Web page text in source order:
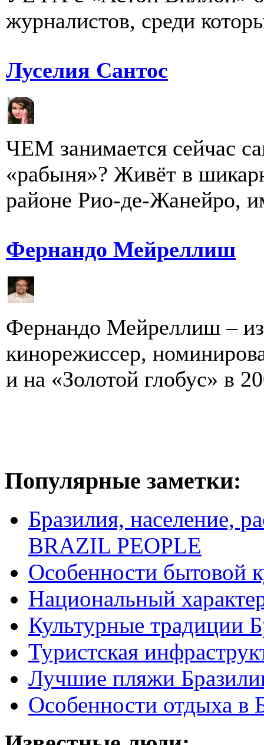
журналистов, среди
Луселия Сантос
ЧЕМ занимается сейчас
«рабыня»? Живёт в
районе Рио-де-Жанейро,
Фернандо Мейреллиш
Фернандо Мейреллиш –
кинорежиссер,
и на «Золотой глобус» в
Популярные заметки:
Бразилия, население,
BRAZIL PEOPLE
Особенности бытовой
Национальный
Культурные традиции
Туристская
Лучшие пляжи
Особенности отдыха в